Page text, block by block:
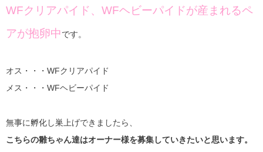
WFクリアパイド、WFヘビーパイドが産まれるペ
アが抱卵中です。
オス・・・WFクリアパイド
メス・・・WFヘビーパイド
無事に孵化し巣上げできましたら、
こちらの雛ちゃん達はオーナー様を募集していきたいと思います。